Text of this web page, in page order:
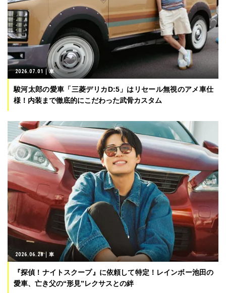
2026.07.01 車
駿河太郎の愛車「三菱デリカD:5」はリセール無視のアメ車仕
様！内装まで徹底的にこだわった武骨カスタム
2026.06.28 車
『探偵！ナイトスクープ』に依頼して特定！レインボー池田の
愛車、亡き父の“形見”レクサスとの絆